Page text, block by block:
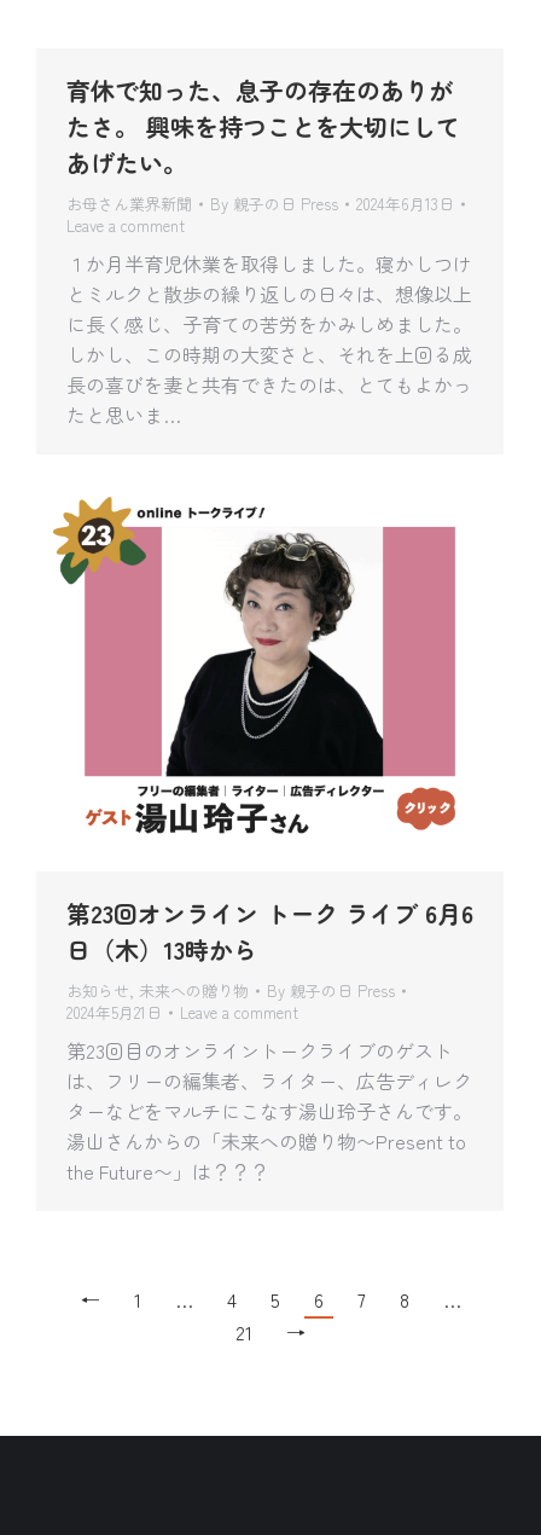
育休で知った、息子の存在のありが
たさ。 興味を持つことを大切にして
あげたい。
お母さん業界新聞 By 親子の日 Press
2024年6月13日
Leave a comment
１か月半育児休業を取得しました。寝かしつけ
とミルクと散歩の繰り返しの日々は、想像以上
に長く感じ、子育ての苦労をかみしめました。
しかし、この時期の大変さと、それを上回る成
長の喜びを妻と共有できたのは、とてもよかっ
たと思いま…
第23回オンライン トーク ライブ 6月6
日（木）13時から
お知らせ, 未来への贈り物 By 親子の日 Press
2024年5月21日
Leave a comment
第23回目のオンライントークライブのゲスト
は、フリーの編集者、ライター、広告ディレク
ターなどをマルチにこなす湯山玲子さんです。
湯山さんからの「未来への贈り物〜Present to
the Future〜」は？？？
← 1 … 4 5 6 7 8
…
21
→